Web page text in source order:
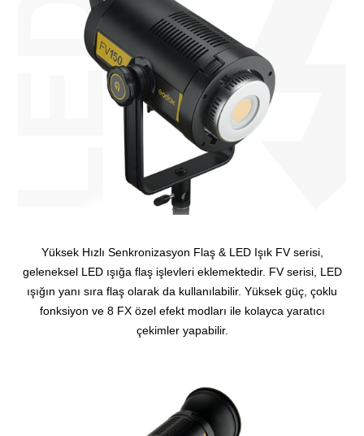
Yüksek Hızlı Senkronizasyon Flaş & LED Işık FV serisi,
geleneksel LED ışığa flaş işlevleri eklemektedir. FV serisi, LED
ışığın yanı sıra flaş olarak da kullanılabilir. Yüksek güç, çoklu
fonksiyon ve 8 FX özel efekt modları ile kolayca yaratıcı
çekimler yapabilir.